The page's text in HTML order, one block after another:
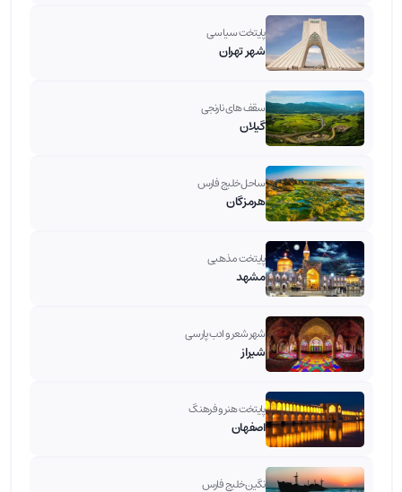
پایتخت سیاسی
شهر تهران
سقف های نارنجی
گیلان
ساحل خلیج فارس
هرمزگان
پایتخت مذهبی
مشهد
شهر شعر و ادب پارسی
شیراز
پایتخت هنر و فرهنگ
اصفهان
نگین خلیج فارس